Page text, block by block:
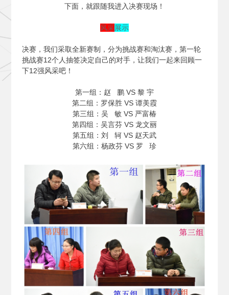
下面，就跟随我进入决赛现场！
风采展示
决赛，我们采取全新赛制，分为挑战赛和淘汰赛，第一轮
挑战赛12个人抽签决定自己的对手，让我们一起来回顾一
下12强风采吧！
第一组：赵 鹏 VS 黎 宇
第二组：罗保胜 VS 谭美霞
第三组：吴 敏 VS 严富椿
第四组：吴言芬 VS 龙文丽
第五组：刘 轲 VS 赵天武
第六组：杨政芬 VS 罗 珍